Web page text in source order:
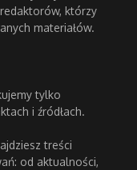
którzy
materiałów.
tylko
i źródłach.
treści
od aktualności,